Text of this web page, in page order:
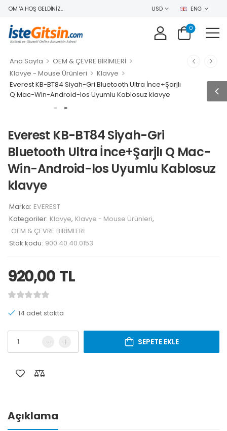
'A HOŞ GELDINIZ.. USD ENG
0
Ana Sayfa > OEM & ÇEVRE BİRİMLERİ >
Klavye - Mouse Ürünleri > Klavye >
Everest KB-BT84 Siyah-Gri Bluetooth Ultra İnce+Şarjlı
Q Mac-Win-Android-Ios Uyumlu Kablosuz klavye
Everest KB-BT84 Siyah-Gri
Bluetooth Ultra İnce+Şarjlı Q Mac-
Win-Android-Ios Uyumlu Kablosuz
klavye
Marka: EVEREST
Kategoriler: Klavye, Klavye - Mouse Ürünleri,
OEM & ÇEVRE BİRİMLERİ
Stok kodu: 900.40.40.0153
920,00 TL
14 adet stokta
SEPETE EKLE
Açıklama